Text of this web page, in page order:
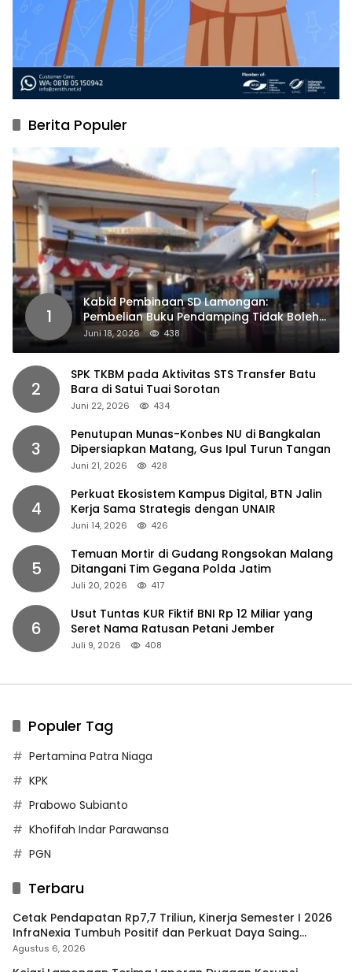
Berita Populer
1
Kabid Pembinaan SD Lamongan:
Pembelian Buku Pendamping Tidak Boleh
Dipaksakan
Juni 18, 2026 438
2
SPK TKBM pada Aktivitas STS Transfer Batu
Bara di Satui Tuai Sorotan
Juni 22, 2026 434
3
Penutupan Munas-Konbes NU di Bangkalan
Dipersiapkan Matang, Gus Ipul Turun Tangan
Juni 21, 2026 428
4
Perkuat Ekosistem Kampus Digital, BTN Jalin
Kerja Sama Strategis dengan UNAIR
Juni 14, 2026 426
5
Temuan Mortir di Gudang Rongsokan Malang
Ditangani Tim Gegana Polda Jatim
Juli 20, 2026 417
6
Usut Tuntas KUR Fiktif BNI Rp 12 Miliar yang
Seret Nama Ratusan Petani Jember
Juli 9, 2026 408
Populer Tag
Pertamina Patra Niaga
KPK
Prabowo Subianto
Khofifah Indar Parawansa
PGN
Terbaru
Cetak Pendapatan Rp7,7 Triliun, Kinerja Semester I 2026
InfraNexia Tumbuh Positif dan Perkuat Daya Saing
Industri Digital
Agustus 6, 2026